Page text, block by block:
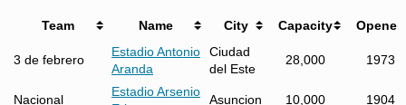
Team Name City Capacity Opened
3 de febrero
Estadio Antonio
Aranda
Ciudad
del Este
28,000 1973
Nacional
Estadio Arsenio
Asuncion 10,000 1904